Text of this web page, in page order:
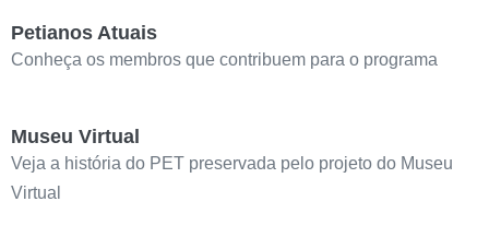
Petianos Atuais
Conheça os membros que contribuem para o programa
Museu Virtual
Veja a história do PET preservada pelo projeto do Museu
Virtual